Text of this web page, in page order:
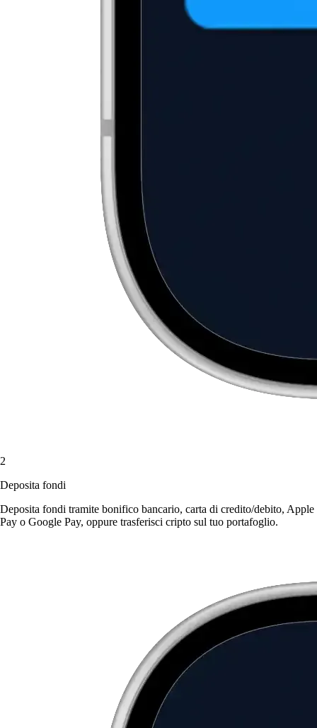
2
Deposita fondi
Deposita fondi tramite bonifico bancario, carta di credito/debito, Apple
Pay o Google Pay, oppure trasferisci cripto sul tuo portafoglio.